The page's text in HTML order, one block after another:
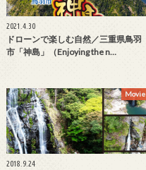
2021.4.30
ドローンで楽しむ自然／三重県鳥羽
市「神島」（Enjoying the n…
Movie
2018.9.24